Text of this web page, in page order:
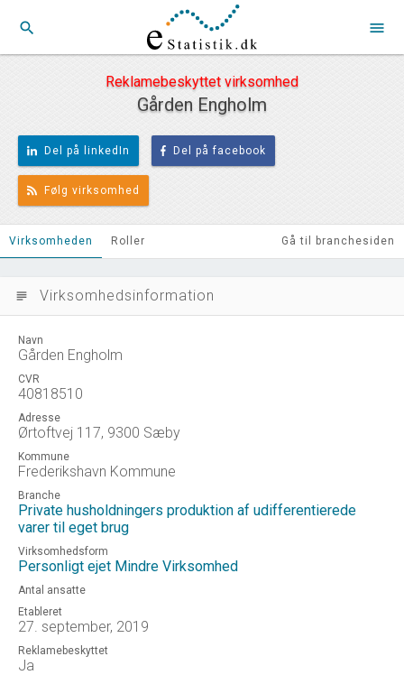
search menu
Reklamebeskyttet virksomhed
Gården Engholm
Del på linkedIn Del på facebook
Følg virksomhed
Virksomheden Roller Gå til branchesiden
subject Virksomhedsinformation
Navn
Gården Engholm
CVR
40818510
Adresse
Ørtoftvej 117, 9300 Sæby
Kommune
Frederikshavn Kommune
Branche
Private husholdningers produktion af udifferentierede
varer til eget brug
Virksomhedsform
Personligt ejet Mindre Virksomhed
Antal ansatte
Etableret
27. september, 2019
Reklamebeskyttet
Ja